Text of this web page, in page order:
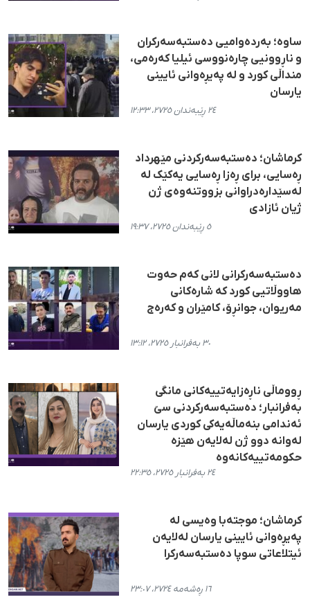
ساوە؛ بەردەوامیی دەستبەسەرکران
و ناڕوونیی چارەنووسی ئیلیا کەرەمی،
منداڵی کورد و لە پەیڕەوانی ئایینی
یارسان
٢٤ ڕێبەندان ٢٧٢٥، ١٢:٣٣
کرماشان؛ دەستبەسەرکردنی مێهرداد
ڕەسایی، برای ڕەزا ڕەسایی یەکێک لە
لەسێدارەدراوانی بزووتنەوەی ژن
ژیان ئازادی
٥ ڕێبەندان ٢٧٢٥، ١٩:٣٧
دەستبەسەرکرانی لانی کەم حەوت
هاووڵاتیی کورد کە شارەکانی
مەریوان، جوانڕۆ، کامێران و کەرەج
٣٠ بەفرانبار ٢٧٢٥، ١٣:١٢
ڕووماڵی ناڕەزایەتییەکانی مانگی
بەفرانبار؛ دەستبەسەرکردنی سێ
ئەندامی بنەماڵەیەکی کوردی یارسان
لەوانە دوو ژن لەلایەن هێزە
حکومەتییەکانەوە
٢٤ بەفرانبار ٢٧٢٥، ٢٢:٣٥
کرماشان؛ موجتەبا وەیسی لە
پەیڕەوانی ئایینی یارسان لەلایەن
ئیتلاعاتی سوپا دەستبەسەرکرا
١٦ ڕەشەمە ٢٧٢٤، ٢٣:٠٧